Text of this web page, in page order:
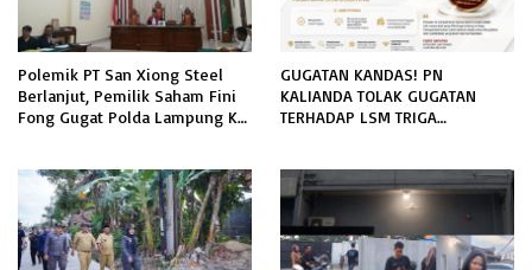
Polemik PT San Xiong Steel
Berlanjut, Pemilik Saham Fini
Fong Gugat Polda Lampung Ke
GUGATAN KANDAS! PN
KALIANDA TOLAK GUGATAN
TERHADAP LSM TRIGA